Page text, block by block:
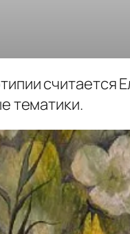
считается
тематики.